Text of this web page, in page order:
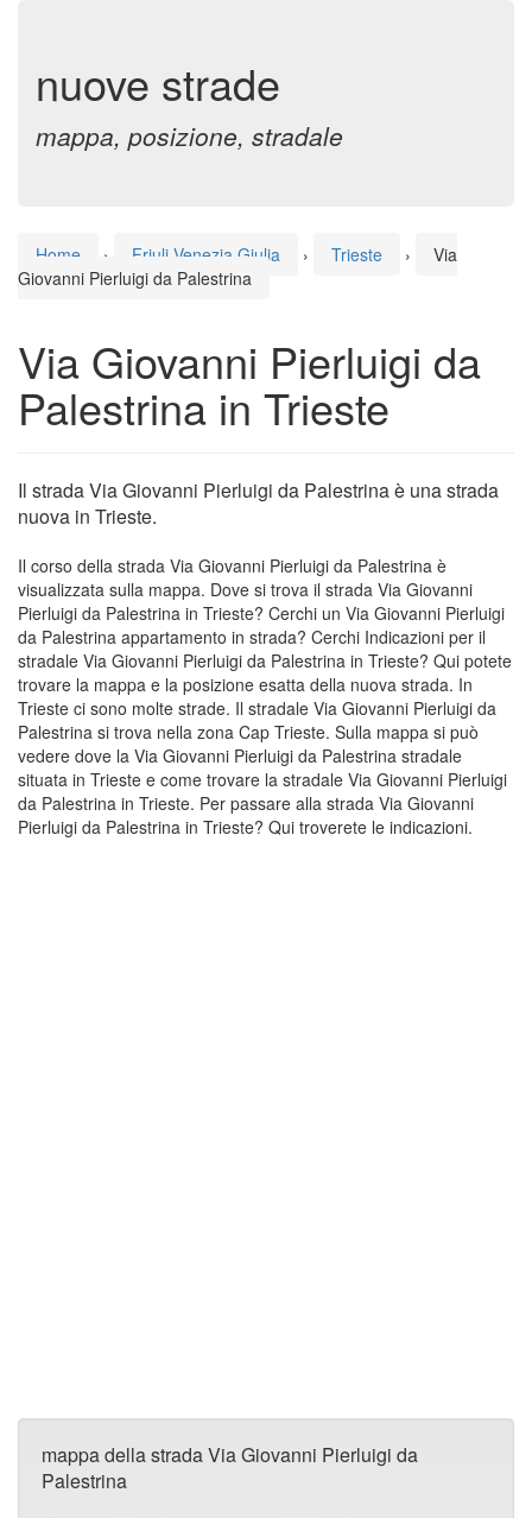
nuove strade
mappa, posizione, stradale
Home › Friuli-Venezia Giulia › Trieste ›
Via
Giovanni Pierluigi da Palestrina
Via Giovanni Pierluigi da
Palestrina in Trieste
Il strada Via Giovanni Pierluigi da Palestrina è una strada
nuova in Trieste.
Il corso della strada Via Giovanni Pierluigi da Palestrina è
visualizzata sulla mappa. Dove si trova il strada Via Giovanni
Pierluigi da Palestrina in Trieste? Cerchi un Via Giovanni Pierluigi
da Palestrina appartamento in strada? Cerchi Indicazioni per il
stradale Via Giovanni Pierluigi da Palestrina in Trieste? Qui potete
trovare la mappa e la posizione esatta della nuova strada. In
Trieste ci sono molte strade. Il stradale Via Giovanni Pierluigi da
Palestrina si trova nella zona Cap Trieste. Sulla mappa si può
vedere dove la Via Giovanni Pierluigi da Palestrina stradale
situata in Trieste e come trovare la stradale Via Giovanni Pierluigi
da Palestrina in Trieste. Per passare alla strada Via Giovanni
Pierluigi da Palestrina in Trieste? Qui troverete le indicazioni.
mappa della strada Via Giovanni Pierluigi da
Palestrina